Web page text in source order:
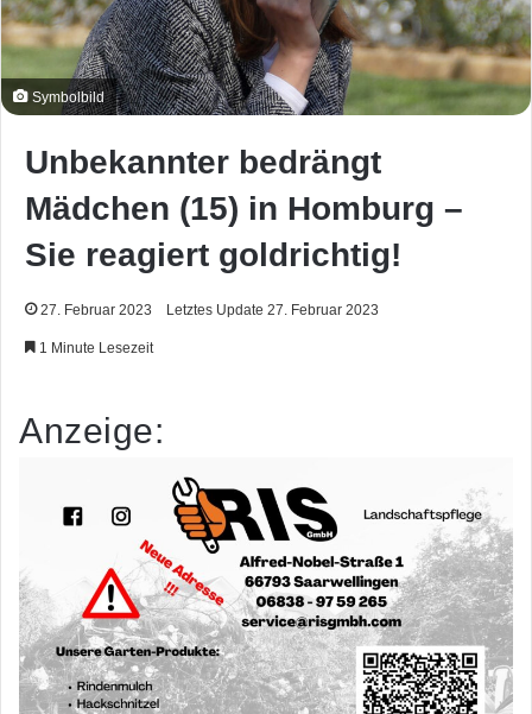
Symbolbild
Unbekannter bedrängt
Mädchen (15) in Homburg –
Sie reagiert goldrichtig!
27. Februar 2023 Letztes Update 27. Februar 2023
1 Minute Lesezeit
Anzeige: